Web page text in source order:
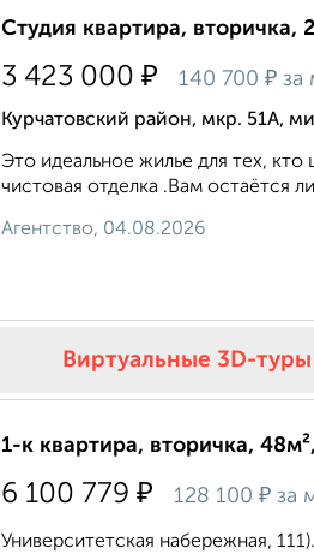
Студия квартира, вторичка,
3 423 000 ₽ 140 700 ₽ за
Курчатовский район, мкр. 51А,
Это идеальное жилье для тех,
чистовая отделка .Вам остаётся
Агентство, 04.08.2026
Виртуальные 3D-
1-к квартира, вторичка,
6 100 779 ₽ 128 100 ₽ за
Университетская набережная,